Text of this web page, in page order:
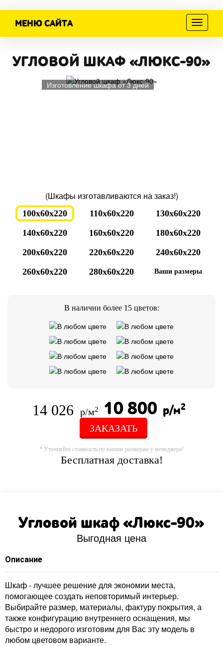
Меню
МЕНЮ САЙТА
УГЛОВОЙ ШКАФ «ЛЮКС-90»
Изготовление шкафа от 3 дней
(Шкафы изготавливаются на заказ!)
100x60x220 110x60x220
130x60x220
140x60x220
160x60x220
180x60x220
200x60x220
220x60x220
240x60x220
260x60x220
280x60x220 Ваши размеры
В наличии более 15 цветов:
14 026 р/м2 10 800 р/м2
ЗАКАЗАТЬ
* Уточняйте стоимость по вашим размерам у менеджера!
Бесплатная доставка!
Угловой шкаф «Люкс-90»
Выгодная цена
Описание
Шкаф - лучшее решение для экономии места,
помогающее создать неповторимый интерьер.
Выбирайте размер, материалы, фактуру покрытия, а
также конфигурацию внутреннего оснащения, мы
быстро и недорого изготовим для Вас эту модель в
любом цветовом варианте.